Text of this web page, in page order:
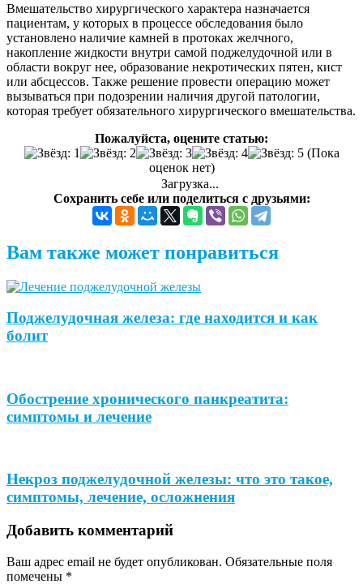
Вмешательство хирургического характера назначается
пациентам, у которых в процессе обследования было
установлено наличие камней в протоках желчного,
накопление жидкости внутри самой поджелудочной или в
области вокруг нее, образование некротических пятен, кист
или абсцессов. Также решение провести операцию может
вызываться при подозрении наличия другой патологии,
которая требует обязательного хирургического вмешательства.
Пожалуйста, оцените статью:
(Пока
оценок нет)
Загрузка...
Сохранить себе или поделиться с друзьями:
Вам также может понравиться
Поджелудочная железа: где находится и как
болит
Обострение хронического панкреатита:
симптомы и лечение
Некроз поджелудочной железы: что это такое,
симптомы, лечение, осложнения
Добавить комментарий
Ваш адрес email не будет опубликован. Обязательные поля
помечены *